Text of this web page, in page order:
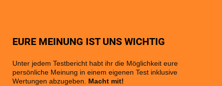
EURE MEINUNG IST UNS WICHTIG
Unter jedem Testbericht habt ihr die Möglichkeit eure
persönliche Meinung in einem eigenen Test inklusive
Wertungen abzugeben. Macht mit!